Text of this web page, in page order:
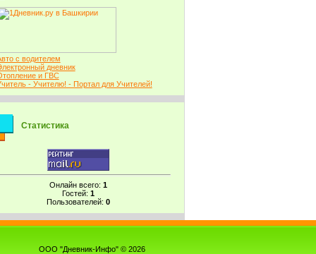
с водителем
дневник
и ГВС
- Учителю! - Портал для Учителей!
Статистика
Онлайн всего: 1
Гостей: 1
Пользователей: 0
ООО "Дневник-Инфо" © 2026